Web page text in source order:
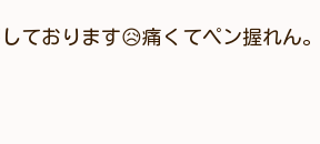
ております😥痛くてペン握れん。